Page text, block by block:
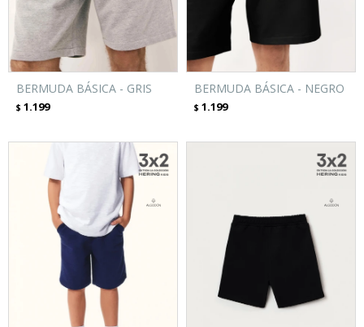
BERMUDA BÁSICA - GRIS
$ 1.199
BERMUDA BÁSICA - NEGRO
$ 1.199